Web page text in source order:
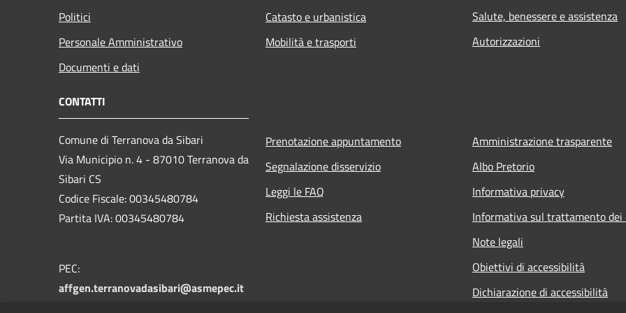
Politici
Personale Amministrativo
Documenti e dati
Catasto e urbanistica
Mobilità e trasporti
Salute, benessere e assistenza
Autorizzazioni
CONTATTI
Comune di Terranova da Sibari
Via Municipio n. 4 - 87010 Terranova da
Sibari CS
Codice Fiscale: 00345480784
Partita IVA: 00345480784
PEC:
affgen.terranovadasibari@asmepec.it
Prenotazione appuntamento
Segnalazione disservizio
Leggi le FAQ
Richiesta assistenza
Amministrazione trasparente
Albo Pretorio
Informativa privacy
Informativa sul trattamento dei
Note legali
Obiettivi di accessibilità
Dichiarazione di accessibilità